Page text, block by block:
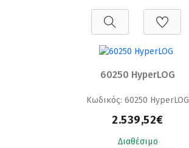
60250 HyperLOG
Κωδικός: 60250 HyperLOG
2.539,52€
Διαθέσιμο